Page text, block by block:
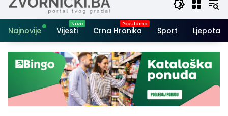
Najnovije Vijesti Crna Hronika Sport Ljepota i